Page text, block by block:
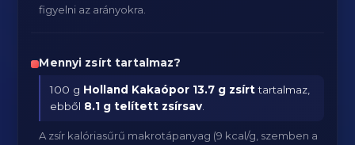
figyelni az arányokra.
Mennyi zsírt tartalmaz?
100 g Holland Kakaópor 13.7 g zsírttartalmaz,
ebből 8.1 g telített zsírsav
A zsír kalóriasűrű makrotápanyag (9 kcal/g, szemben a